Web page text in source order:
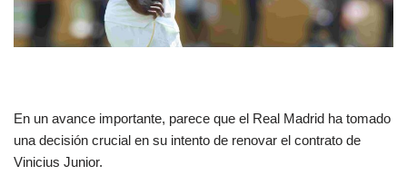
En un avance importante, parece que el Real Madrid ha tomado
una decisión crucial en su intento de renovar el contrato de
Vinicius Junior.